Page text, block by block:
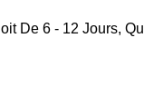
De 6 - 12 Jours,